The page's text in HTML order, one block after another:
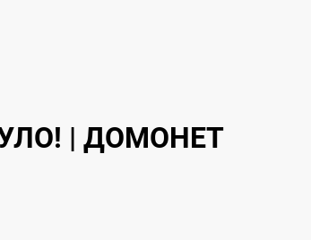
| ДОМОНЕТ